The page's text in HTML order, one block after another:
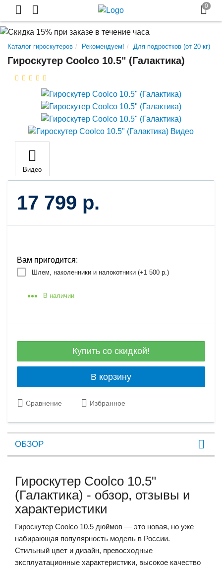
Каталог гироскутеров Рекомендуем! Для подростков (от 20 кг)
Гироскутер Сoolco 10.5" (Галактика)
Видео
17 799 р.
Вам пригодится:
Шлем, наколенники и налокотники (+1 500 р.)
В наличии
Купить со скидкой!
В корзину
Сравнение Избранное
ОБЗОР
Гироскутер Сoolco 10.5"
(Галактика) - обзор, отзывы и
характеристики
Гироскутер Coolco 10.5 дюймов — это новая, но уже
набирающая популярность модель в России.
Стильный цвет и дизайн, превосходные
эксплуатационные характеристики, высокое качество